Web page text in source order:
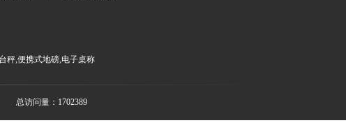
秤,便携式地磅,电子桌称
总访问量：1702389